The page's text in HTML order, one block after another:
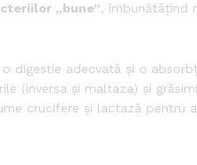
„bune”, îmbunătățind
digestie adecvată și o
(inversa și maltaza) și
crucifere și lactază pentru